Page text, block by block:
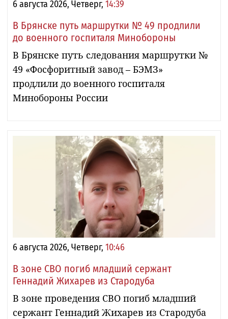
6 августа 2026, Четверг, 14:39
В Брянске путь маршрутки № 49 продлили
до военного госпиталя Минобороны
В Брянске путь следования маршрутки №
49 «Фосфоритный завод – БЭМЗ»
продлили до военного госпиталя
Минобороны России
6 августа 2026, Четверг, 10:46
В зоне СВО погиб младший сержант
Геннадий Жихарев из Стародуба
В зоне проведения СВО погиб младший
сержант Геннадий Жихарев из Стародуба